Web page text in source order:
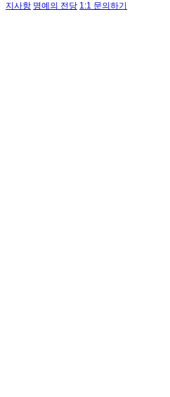
지사항 명예의 전당 1:1 문의하기